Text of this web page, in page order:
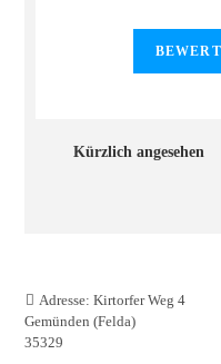
Kürzlich angesehen
Adresse: Kirtorfer Weg 4
Gemünden (Felda)
35329